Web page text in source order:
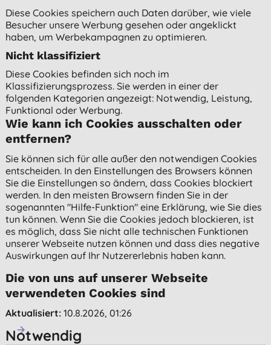
Diese Cookies speichern auch Daten darüber, wie viele
Besucher unsere Werbung gesehen oder angeklickt
haben, um Werbekampagnen zu optimieren.
Nicht klassifiziert
Diese Cookies befinden sich noch im
Klassifizierungsprozess. Sie werden in einer der
folgenden Kategorien angezeigt: Notwendig, Leistung,
Funktional oder Werbung.
Wie kann ich Cookies ausschalten oder
entfernen?
Sie können sich für alle außer den notwendigen Cookies
entscheiden. In den Einstellungen des Browsers können
Sie die Einstellungen so ändern, dass Cookies blockiert
werden. In den meisten Browsern finden Sie in der
sogenannten "Hilfe-Funktion" eine Erklärung, wie Sie dies
tun können. Wenn Sie die Cookies jedoch blockieren, ist
es möglich, dass Sie nicht alle technischen Funktionen
unserer Webseite nutzen können und dass dies negative
Auswirkungen auf Ihr Nutzererlebnis haben kann.
Die von uns auf unserer Webseite
verwendeten Cookies sind
Aktualisiert: 10.8.2026, 01:26
Notwendig